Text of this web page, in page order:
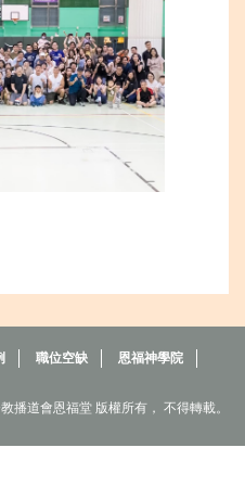
職位空缺
恩福神學院
播道會恩福堂 版權所有， 不得轉載。